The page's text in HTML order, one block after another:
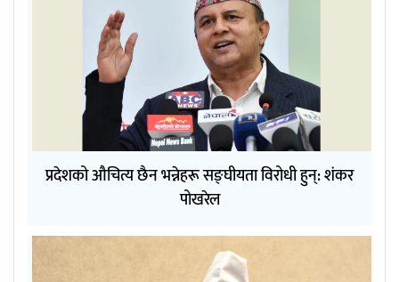
प्रदेशको औचित्य छैन भन्नेहरू सङ्घीयता विरोधी हुन्: शंकर
पोखरेल